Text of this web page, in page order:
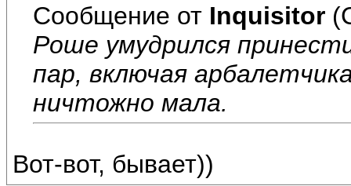
Сообщение от Inquisitor
Роше умудрился
пар, включая
ничтожно мала.
Вот-вот, бывает))